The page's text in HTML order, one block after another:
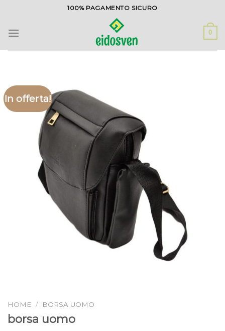
contenuti
100% PAGAMENTO SICURO
0
In offerta!
HOME / BORSA UOMO
borsa uomo